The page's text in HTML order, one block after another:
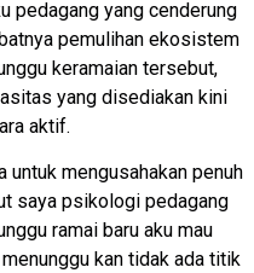
pedagang yang cenderung
pemulihan ekosistem
keramaian tersebut,
yang disediakan kini
aktif.
untuk mengusahakan penuh
saya psikologi pedagang
ramai baru aku mau
kan tidak ada titik